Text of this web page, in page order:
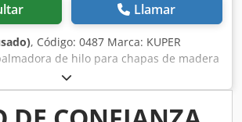
Llamar
, Código: 0487 Marca: KUPER
de hilo para chapas de madera
Profundidad de garganta: 630
Al Ssf Espesor de la chapa: 0,4 - 2 mm
7 m/min Voltaje: 220 V monofásico